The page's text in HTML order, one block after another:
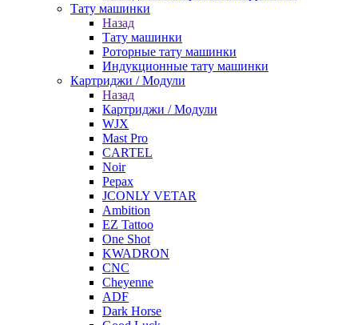
Тату машинки
Назад
Тату машинки
Роторные тату машинки
Индукционные тату машинки
Картриджи / Модули
Назад
Картриджи / Модули
WJX
Mast Pro
CARTEL
Noir
Pepax
JCONLY VETAR
Ambition
EZ Tattoo
One Shot
KWADRON
CNC
Cheyenne
ADF
Dark Horse